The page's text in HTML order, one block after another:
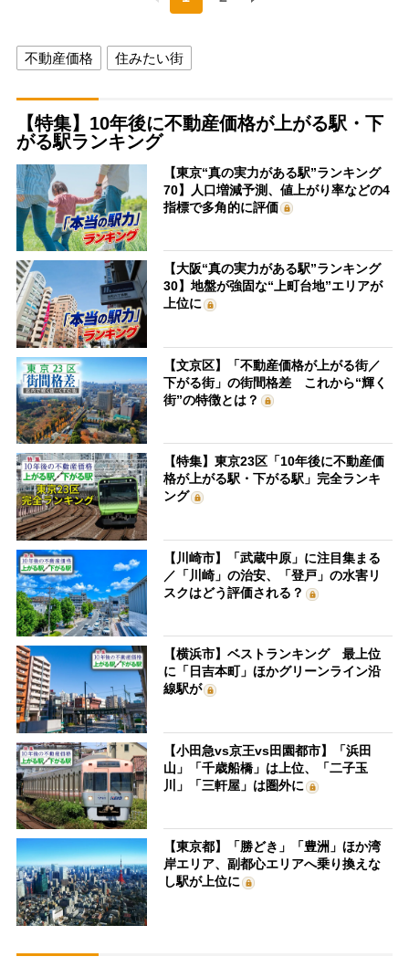
不動産価格 住みたい街
【特集】10年後に不動産価格が上がる駅・下
がる駅ランキング
【東京“真の実力がある駅”ランキング
70】人口増減予測、値上がり率などの4
指標で多角的に評価
【大阪“真の実力がある駅”ランキング
30】地盤が強固な“上町台地”エリアが
上位に
【文京区】「不動産価格が上がる街／
下がる街」の街間格差 これから“輝く
街”の特徴とは？
【特集】東京23区「10年後に不動産価
格が上がる駅・下がる駅」完全ランキ
ング
【川崎市】「武蔵中原」に注目集まる
／「川崎」の治安、「登戸」の水害リ
スクはどう評価される？
【横浜市】ベストランキング 最上位
に「日吉本町」ほかグリーンライン沿
線駅が
【小田急vs京王vs田園都市】「浜田
山」「千歳船橋」は上位、「二子玉
川」「三軒屋」は圏外に
【東京都】「勝どき」「豊洲」ほか湾
岸エリア、副都心エリアへ乗り換えな
し駅が上位に